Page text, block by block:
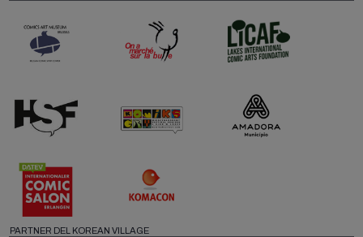
PARTNER DEL KOREAN VILLAGE